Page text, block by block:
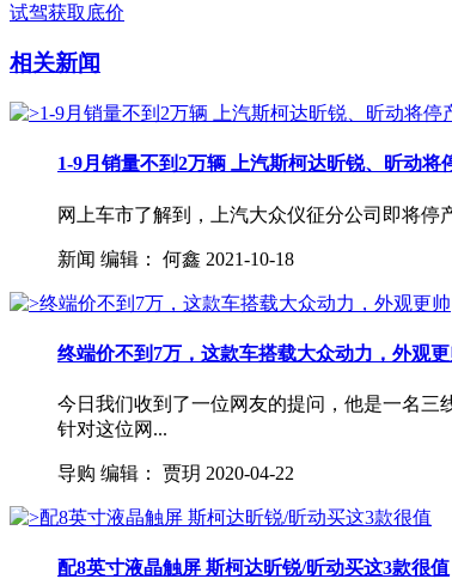
试驾获取底价
相关新闻
1-9月销量不到2万辆 上汽斯柯达昕锐、昕动将
网上车市了解到，上汽大众仪征分公司即将停
新闻 编辑： 何鑫 2021-10-18
终端价不到7万，这款车搭载大众动力，外观
今日我们收到了一位网友的提问，他是一名三
针对这位网...
导购 编辑： 贾玥 2020-04-22
配8英寸液晶触屏 斯柯达昕锐/昕动买这3款很值